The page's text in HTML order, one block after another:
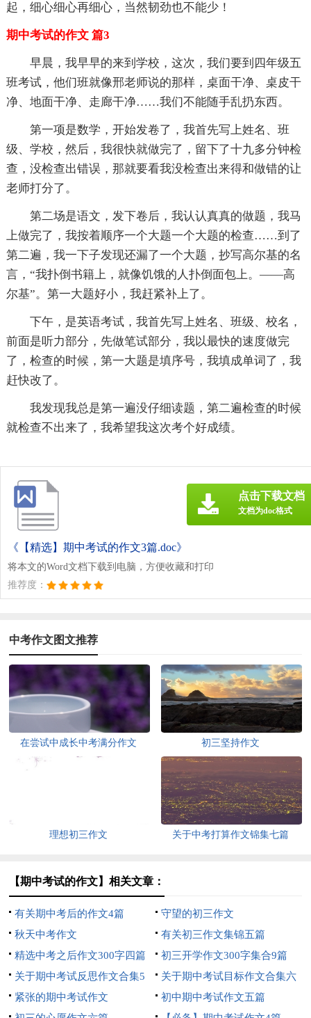
起，细心细心再细心，当然韧劲也不能少！
期中考试的作文 篇3
早晨，我早早的来到学校，这次，我们要到四年级五
班考试，他们班就像邢老师说的那样，桌面干净、桌皮干
净、地面干净、走廊干净……我们不能随手乱扔东西。
第一项是数学，开始发卷了，我首先写上姓名、班
级、学校，然后，我很快就做完了，留下了十九多分钟检
查，没检查出错误，那就要看我没检查出来得和做错的让
老师打分了。
第二场是语文，发下卷后，我认认真真的做题，我马
上做完了，我按着顺序一个大题一个大题的检查……到了
第二遍，我一下子发现还漏了一个大题，抄写高尔基的名
言，“我扑倒书籍上，就像饥饿的人扑倒面包上。——高
尔基”。第一大题好小，我赶紧补上了。
下午，是英语考试，我首先写上姓名、班级、校名，
前面是听力部分，先做笔试部分，我以最快的速度做完
了，检查的时候，第一大题是填序号，我填成单词了，我
赶快改了。
我发现我总是第一遍没仔细读题，第二遍检查的时候
就检查不出来了，我希望我这次考个好成绩。
《【精选】期中考试的作文3篇.doc》
将本文的Word文档下载到电脑，方便收藏和打印
推荐度：
点击下载文档
文档为doc格式
中考作文图文推荐
在尝试中成长中考满分作文 初三坚持作文
理想初三作文 关于中考打算作文锦集七篇
【期中考试的作文】相关文章：
有关期中考后的作文4篇
守望的初三作文
秋天中考作文
有关初三作文集锦五篇
精选中考之后作文300字四篇
初三开学作文300字集合9篇
关于期中考试反思作文合集5
篇
关于期中考试目标作文合集六
篇
紧张的期中考试作文
初中期中考试作文五篇